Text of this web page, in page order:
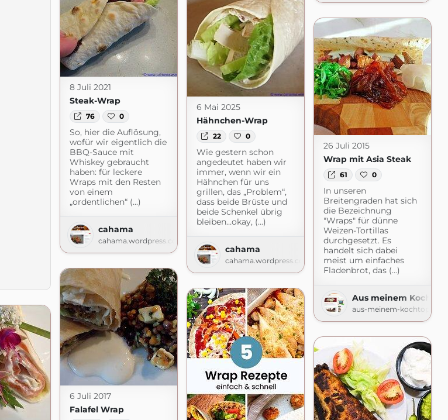
8 Juli 2021
Steak-Wrap
76 0
So, hier die Auflösung,
wofür wir eigentlich die
BBQ-Sauce mit
Whiskey gebraucht
haben: für leckere
Wraps mit den Resten
von einem
„ordentlichen“ (...)
cahama
cahama.wordpress.com
6 Mai 2025
Hähnchen-Wrap
22 0
Wie gestern schon
angedeutet haben wir
immer, wenn wir ein
Hähnchen für uns
grillen, das „Problem“,
dass beide Brüste und
beide Schenkel übrig
bleiben…okay, (...)
cahama
cahama.wordpress.com
26 Juli 2015
Wrap mit Asia Steak
61 0
In unseren
Breitengraden hat sich
die Bezeichnung
"Wraps" für dünne
Weizen-Tortillas
durchgesetzt. Es
handelt sich dabei
meist um einfaches
Fladenbrot, das (...)
Aus meinem Kochtopf
aus-meinem-kochtopf.de
6 Juli 2017
Falafel Wrap